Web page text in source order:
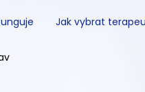
Jak vybrat